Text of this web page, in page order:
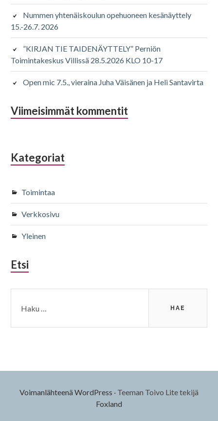
Nummen yhtenäiskoulun opehuoneen kesänäyttely
15.-26.7. 2026
”KIRJAN TIE TAIDENÄYTTELY” Perniön
Toimintakeskus Villissä 28.5.2026 KLO 10-17
Open mic 7.5., vieraina Juha Väisänen ja Heli Santavirta
Viimeisimmät kommentit
Kategoriat
Toimintaa
Verkkosivu
Yleinen
Etsi
Voimanlähteenä WordPress · Teeman Toivo Lite tekijä
Foxland